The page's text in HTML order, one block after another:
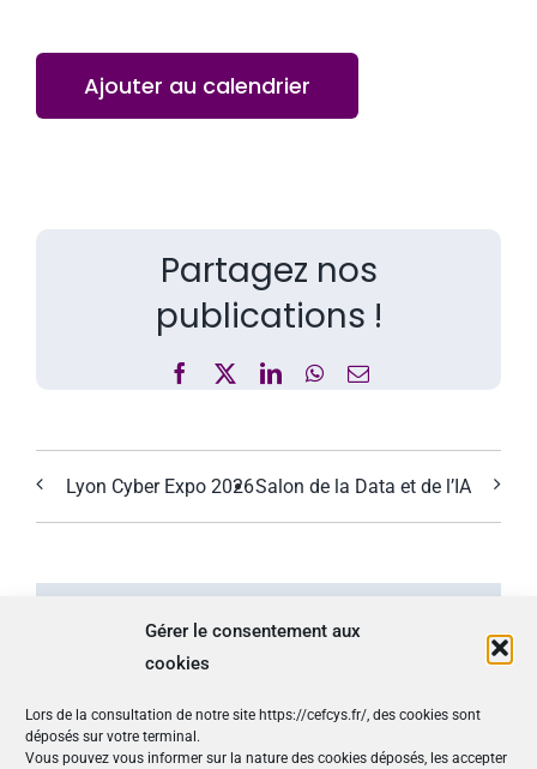
Gérer le consentement aux
cookies
Lors de la consultation de notre site https://cefcys.fr/, des cookies sont
déposés sur votre terminal.
Vous pouvez vous informer sur la nature des cookies déposés, les accepter
Ajouter au calendrier
Partagez nos
publications !
Facebook
X LinkedInWhatsApp
Email
Lyon Cyber Expo 2026Salon de la Data et de l’IA
Détails
Début : 16 septembre -8h00
Fin : 17 septembre -17h00